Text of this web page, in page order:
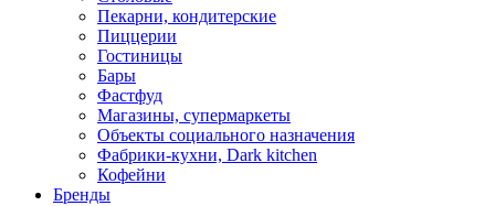
Пекарни, кондитерские
Пиццерии
Гостиницы
Бары
Фастфуд
Магазины, супермаркеты
Объекты социального назначения
Фабрики-кухни, Dark kitchen
Кофейни
Бренды